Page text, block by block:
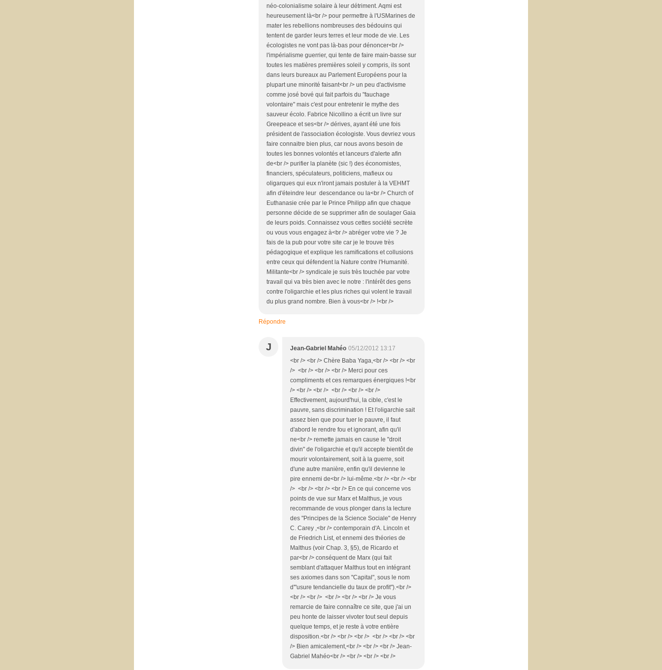
néo-colonialisme solaire à leur détriment. Aqmi est
heureusement là<br /> pour permettre à l'USMarines de
mater les rebellions nombreuses des bédouins qui
tentent de garder leurs terres et leur mode de vie. Les
écologistes ne vont pas là-bas pour dénoncer<br />
l'impérialisme guerrier, qui tente de faire main-basse sur
toutes les matières premières soleil y compris, ils sont
dans leurs bureaux au Parlement Européens pour la
plupart une minorité faisant<br /> un peu d'activisme
comme josé bové qui fait parfois du "fauchage
volontaire" mais c'est pour entretenir le mythe des
sauveur écolo. Fabrice Nicollino a écrit un livre sur
Greepeace et ses<br /> dérives, ayant été une fois
président de l'association écologiste. Vous devriez vous
faire connaitre bien plus, car nous avons besoin de
toutes les bonnes volontés et lanceurs d'alerte afin
de<br /> purifier la planète (sic !) des économistes,
financiers, spéculateurs, politiciens, mafieux ou
oligarques qui eux n'iront jamais postuler à la VEHMT
afin d'éteindre leur descendance ou la<br /> Church of
Euthanasie crée par le Prince Philipp afin que chaque
personne décide de se supprimer afin de soulager Gaia
de leurs poids. Connaissez vous cettes société secrète
ou vous vous engagez à<br /> abréger votre vie ? Je
fais de la pub pour votre site car je le trouve très
pédagogique et explique les ramifications et collusions
entre ceux qui défendent la Nature contre l'Humanité.
Militante<br /> syndicale je suis très touchée par votre
travail qui va très bien avec le notre : l'intérêt des gens
contre l'oligarchie et les plus riches qui volent le travail
du plus grand nombre. Bien à vous<br /> !<br />
Répondre
J Jean-Gabriel Mahéo 05/12/2012 13:17
<br /> <br /> Chère Baba Yaga,<br /> <br /> <br
/> <br /> <br /> <br /> Merci pour ces
compliments et ces remarques énergiques !<br
/> <br /> <br /> <br /> <br /> <br />
Effectivement, aujourd'hui, la cible, c'est le
pauvre, sans discrimination ! Et l'oligarchie sait
assez bien que pour tuer le pauvre, il faut
d'abord le rendre fou et ignorant, afin qu'il
ne<br /> remette jamais en cause le "droit
divin" de l'oligarchie et qu'il accepte bientôt de
mourir volontairement, soit à la guerre, soit
d'une autre manière, enfin qu'il devienne le
pire ennemi de<br /> lui-même.<br /> <br /> <br
/> <br /> <br /> <br /> En ce qui concerne vos
points de vue sur Marx et Malthus, je vous
recommande de vous plonger dans la lecture
des "Principes de la Science Sociale" de Henry
C. Carey ,<br /> contemporain d'A. Lincoln et
de Friedrich List, et ennemi des théories de
Malthus (voir Chap. 3, §5), de Ricardo et
par<br /> conséquent de Marx (qui fait
semblant d'attaquer Malthus tout en intégrant
ses axiomes dans son "Capital", sous le nom
d'"usure tendancielle du taux de profit").<br />
<br /> <br /> <br /> <br /> <br /> Je vous
remarcie de faire connaître ce site, que j'ai un
peu honte de laisser vivoter tout seul depuis
quelque temps, et je reste à votre entière
disposition.<br /> <br /> <br /> <br /> <br /> <br
/> Bien amicalement,<br /> <br /> <br /> Jean-
Gabriel Mahéo<br /> <br /> <br /> <br />